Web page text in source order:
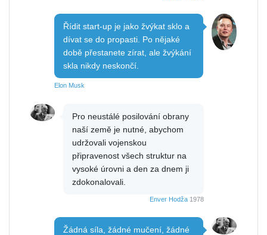
Řídit start-up je jako žvýkat sklo a
dívat se do propasti. Po nějaké
době přestanete zírat, ale žvýkání
skla nikdy neskončí.
Elon Musk
Pro neustálé posilování obrany
naší země je nutné, abychom
udržovali vojenskou
připravenost všech struktur na
vysoké úrovni a den za dnem ji
zdokonalovali.
Enver Hodža 1978
Žádná síla, žádné mučení, žádné